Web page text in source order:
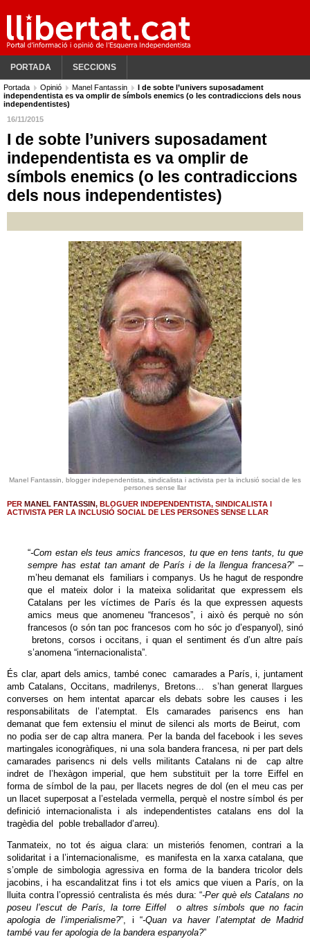
PORTADA SECCIONS
Portada Opinió Manel Fantassin
I de sobte l’univers suposadament
independentista es va omplir de símbols enemics (o les contradiccions dels nous
independentistes)
16/11/2015
I de sobte l’univers suposadament
independentista es va omplir de
símbols enemics (o les contradiccions
dels nous independentistes)
Manel Fantassin, blogger independentista, sindicalista i activista per la inclusió social de les
persones sense llar
PER MANEL FANTASSIN, BLOGUER INDEPENDENTISTA, SINDICALISTA I
ACTIVISTA PER LA INCLUSIÓ SOCIAL DE LES PERSONES SENSE LLAR
“-Com estan els teus amics francesos, tu que en tens tants, tu que
sempre has estat tan amant de París i de la llengua francesa?” –
m’heu demanat els familiars i companys. Us he hagut de respondre
que el mateix dolor i la mateixa solidaritat que expressem els
Catalans per les víctimes de París és la que expressen aquests
amics meus que anomeneu “francesos”, i això és perquè no són
francesos (o són tan poc francesos com ho sóc jo d’espanyol), sinó
bretons, corsos i occitans, i quan el sentiment és d’un altre país
s’anomena “internacionalista”.
És clar, apart dels amics, també conec camarades a París, i, juntament
amb Catalans, Occitans, madrilenys, Bretons... s’han generat llargues
converses on hem intentat aparcar els debats sobre les causes i les
responsabilitats de l’atemptat. Els camarades parisencs ens han
demanat que fem extensiu el minut de silenci als morts de Beirut, com
no podia ser de cap altra manera. Per la banda del facebook i les seves
martingales iconogràfiques, ni una sola bandera francesa, ni per part dels
camarades parisencs ni dels vells militants Catalans ni de cap altre
indret de l’hexàgon imperial, que hem substituït per la torre Eiffel en
forma de símbol de la pau, per llacets negres de dol (en el meu cas per
un llacet superposat a l’estelada vermella, perquè el nostre símbol és per
definició internacionalista i als independentistes catalans ens dol la
tragèdia del poble treballador d’arreu).
Tanmateix, no tot és aigua clara: un misteriós fenomen, contrari a la
solidaritat i a l’internacionalisme, es manifesta en la xarxa catalana, que
s’omple de simbologia agressiva en forma de la bandera tricolor dels
jacobins, i ha escandalitzat fins i tot els amics que viuen a París, on la
lluita contra l’opressió centralista és més dura: “-Per què els Catalans no
poseu l’escut de París, la torre Eiffel o altres símbols que no facin
apologia de l’imperialisme?”, i “-Quan va haver l’atemptat de Madrid
també vau fer apologia de la bandera espanyola?”